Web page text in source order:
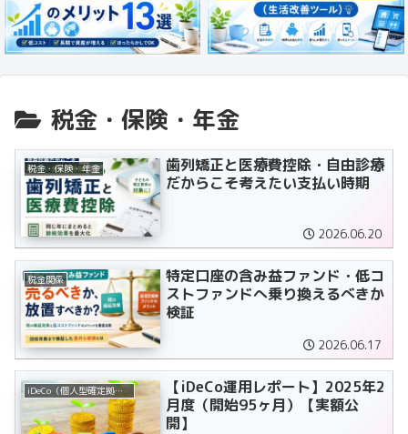
税金・保険・年金
税金・保険・年金
歯列矯正と医療費控除・自由診療
だからこそ考えたい支払い時期
2026.06.20
税金関係
特定口座の含み益ファンド・低コ
ストファンドへ乗り換えるべきか
検証
2026.06.17
iDeCo（個人型確定拠出年金）
【iDeCo運用レポート】2025年2
月度（開始95ヶ月）【実額公
開】